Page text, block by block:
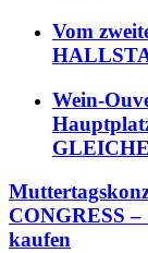
Vom
Wein-
CONGRESS
kaufen